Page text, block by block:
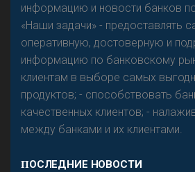
информацию и новости банков
«Наши задачи» - предоставлять
оперативную, достоверную и
информацию по банковскому
клиентам в выборе самых
продуктов; - способствовать
качественных клиентов; -
между банками и их клиентами.
ПОСЛЕДНИЕ НОВОСТИ